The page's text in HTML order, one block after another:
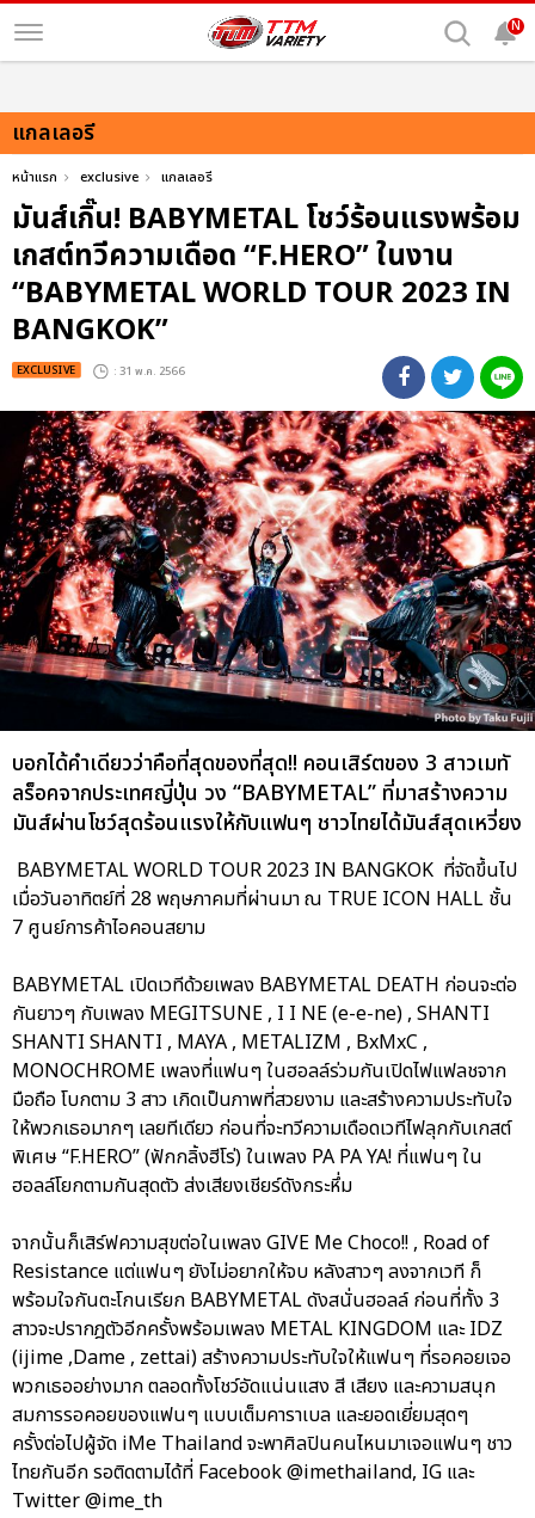
N
แกลเลอรี
หน้าแรก exclusive แกลเลอรี
มันส์เกิ๊น! BABYMETAL โชว์ร้อนแรงพร้อม
เกสต์ทวีความเดือด “F.HERO” ในงาน
“BABYMETAL WORLD TOUR 2023 IN
BANGKOK”
EXCLUSIVE : 31 พ.ค. 2566
บอกได้คำเดียวว่าคือที่สุดของที่สุด!! คอนเสิร์ตของ 3 สาวเมทั
ลร็อคจากประเทศญี่ปุ่น วง “BABYMETAL” ที่มาสร้างความ
มันส์ผ่านโชว์สุดร้อนแรงให้กับแฟนๆ ชาวไทยได้มันส์สุดเหวี่ยง
BABYMETAL WORLD TOUR 2023 IN BANGKOK ที่จัดขึ้นไป
เมื่อวันอาทิตย์ที่ 28 พฤษภาคมที่ผ่านมา ณ TRUE ICON HALL ชั้น
7 ศูนย์การค้าไอคอนสยาม
BABYMETAL เปิดเวทีด้วยเพลง BABYMETAL DEATH ก่อนจะต่อ
กันยาวๆ กับเพลง MEGITSUNE , I I NE (e-e-ne) , SHANTI
SHANTI SHANTI , MAYA , METALIZM , BxMxC ,
MONOCHROME เพลงที่แฟนๆ ในฮอลล์ร่วมกันเปิดไฟแฟลชจาก
มือถือ โบกตาม 3 สาว เกิดเป็นภาพที่สวยงาม และสร้างความประทับใจ
ให้พวกเธอมากๆ เลยทีเดียว ก่อนที่จะทวีความเดือดเวทีไฟลุกกับเกสต์
พิเศษ “F.HERO” (ฟักกลิ้งฮีโร่) ในเพลง PA PA YA! ที่แฟนๆ ใน
ฮอลล์โยกตามกันสุดตัว ส่งเสียงเชียร์ดังกระหึ่ม
จากนั้นก็เสิร์ฟความสุขต่อในเพลง GIVE Me Choco!! , Road of
Resistance แต่แฟนๆ ยังไม่อยากให้จบ หลังสาวๆ ลงจากเวที ก็
พร้อมใจกันตะโกนเรียก BABYMETAL ดังสนั่นฮอลล์ ก่อนที่ทั้ง 3
สาวจะปรากฎตัวอีกครั้งพร้อมเพลง METAL KINGDOM และ IDZ
(ijime ,Dame , zettai) สร้างความประทับใจให้แฟนๆ ที่รอคอยเจอ
พวกเธออย่างมาก ตลอดทั้งโชว์อัดแน่นแสง สี เสียง และความสนุก
สมการรอคอยของแฟนๆ แบบเต็มคาราเบล และยอดเยี่ยมสุดๆ
ครั้งต่อไปผู้จัด iMe Thailand จะพาศิลปินคนไหนมาเจอแฟนๆ ชาว
ไทยกันอีก รอติดตามได้ที่ Facebook @imethailand, IG และ
Twitter @ime_th